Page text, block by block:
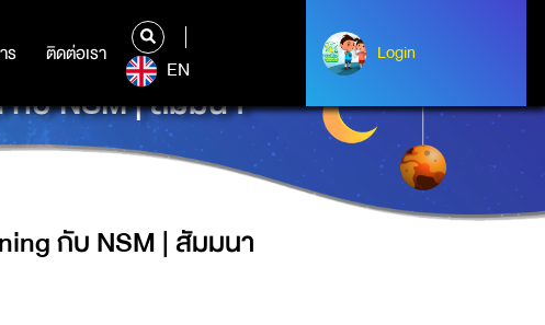
ร ติดต่อเรา
ร ติดต่อเรา
EN
Login
Login
กับ NSM | สัมมนา
กับ NSM | สัมมนา